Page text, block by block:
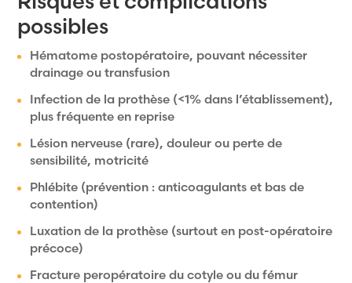
possibles
Hématome postopératoire, pouvant nécessiter
drainage ou transfusion
Infection de la prothèse (<1% dans l’établissement),
plus fréquente en reprise
Lésion nerveuse (rare), douleur ou perte de
sensibilité, motricité
Phlébite (prévention : anticoagulants et bas de
contention)
Luxation de la prothèse (surtout en post-opératoire
précoce)
Fracture peropératoire du cotyle ou du fémur